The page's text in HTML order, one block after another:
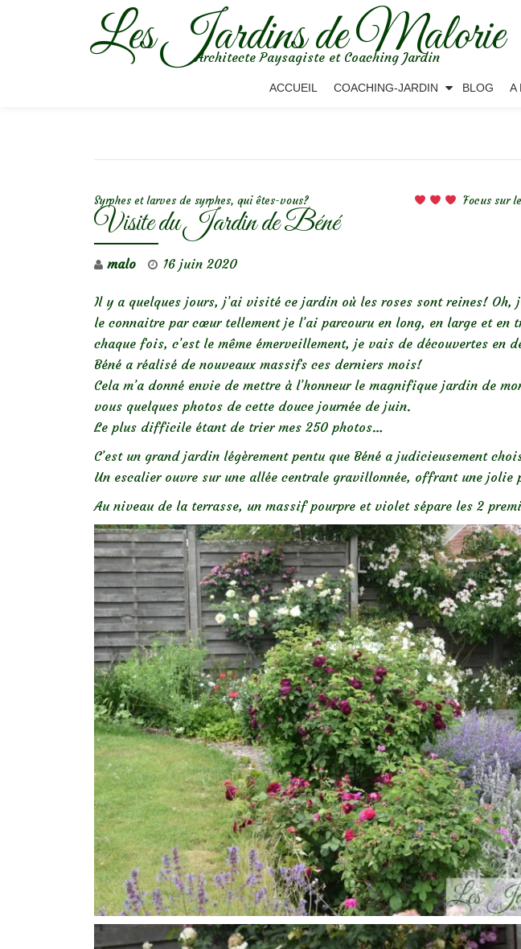
Les Jardins de Malorie
Architecte Paysagiste et Coaching Jardin
ACCUEIL COACHING-JARDIN BLOG A
Syrphes et larves de syrphes, qui êtes-vous? Focus sur
Visite du Jardin de Béné
malo 16 juin 2020
Il y a quelques jours, j’ai visité ce jardin où les roses sont reines! Oh,
le connaitre par cœur tellement je l’ai parcouru en long, en large et en
chaque fois, c’est le même émerveillement, je vais de découvertes en
Béné a réalisé de nouveaux massifs ces derniers mois!
Cela m’a donné envie de mettre à l’honneur le magnifique jardin de
vous quelques photos de cette douce journée de juin.
Le plus difficile étant de trier mes 250 photos…
C’est un grand jardin légèrement pentu que Béné a judicieusement
Un escalier ouvre sur une allée centrale gravillonnée, offrant une jolie
Au niveau de la terrasse, un massif pourpre et violet sépare les 2